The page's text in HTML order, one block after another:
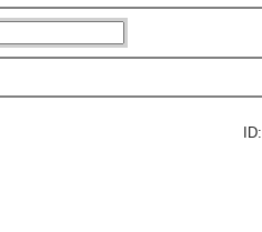
ID: